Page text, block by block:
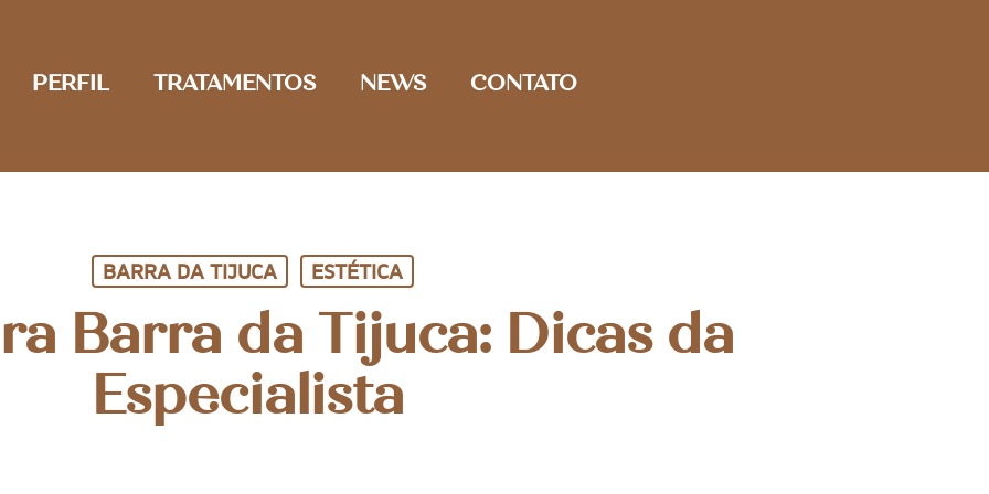
PERFIL TRATAMENTOS NEWS CONTATO
BARRA DA TIJUCA ESTÉTICA
Barra da Tijuca: Dicas da
Especialista